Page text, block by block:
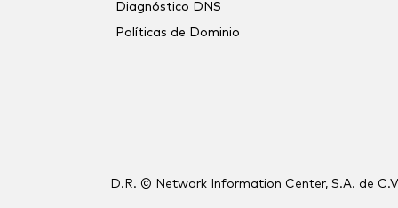
Diagnóstico DNS
Políticas de Dominio
D.R. © Network Information Center, S.A. de